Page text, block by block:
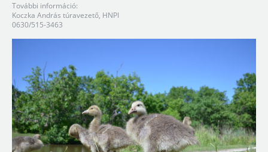
További információ:
Koczka András túravezető, HNPI
0630/515-3463